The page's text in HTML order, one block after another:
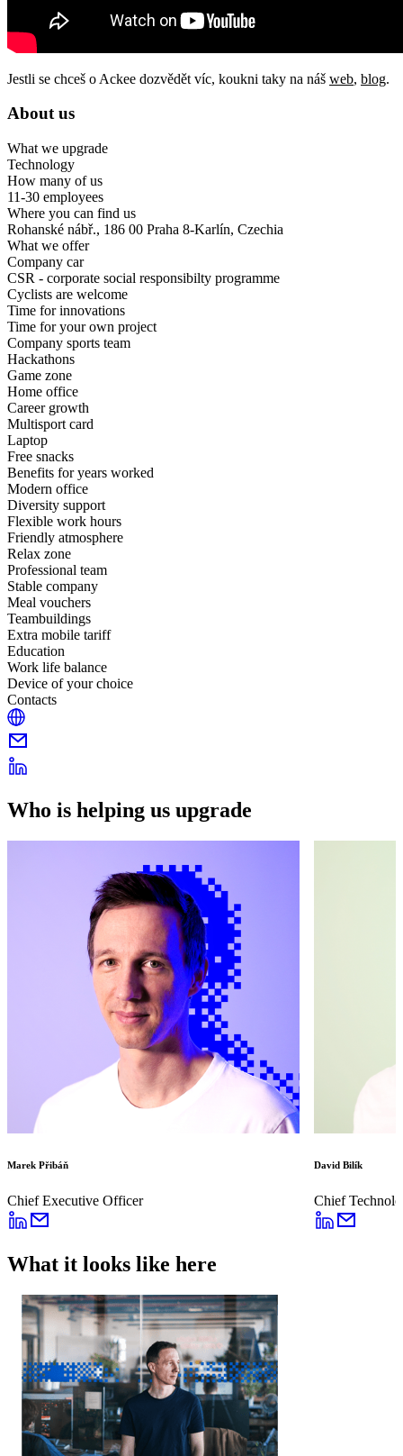
Jestli se chceš o Ackee dozvědět víc, koukni taky na náš web, blog.
About us
What we upgrade
Technology
How many of us
11-30 employees
Where you can find us
Rohanské nábř., 186 00 Praha 8-Karlín, Czechia
What we offer
Company car
CSR - corporate social responsibilty programme
Cyclists are welcome
Time for innovations
Time for your own project
Company sports team
Hackathons
Game zone
Home office
Career growth
Multisport card
Laptop
Free snacks
Benefits for years worked
Modern office
Diversity support
Flexible work hours
Friendly atmosphere
Relax zone
Professional team
Stable company
Meal vouchers
Teambuildings
Extra mobile tariff
Education
Work life balance
Device of your choice
Contacts
Who is helping us upgrade
Marek Přibáň
Chief Executive Officer
David Bilík
Chief
What it looks like here